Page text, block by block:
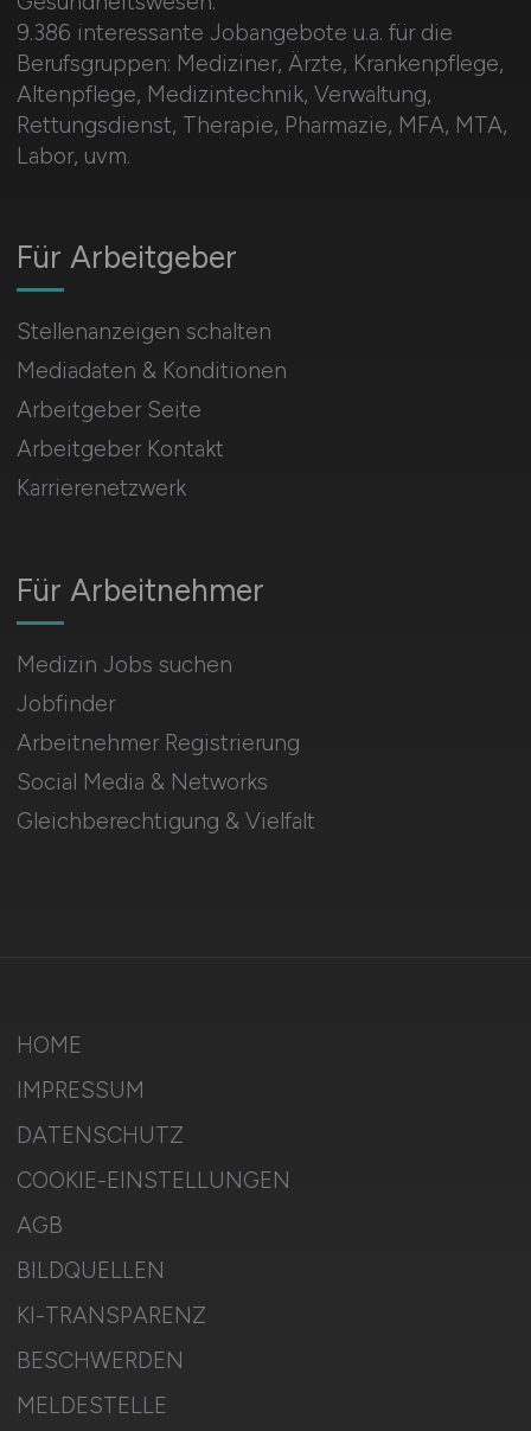
9.386 interessante Jobangebote u.a. für die
Berufsgruppen: Mediziner, Ärzte, Krankenpflege,
Altenpflege, Medizintechnik, Verwaltung,
Rettungsdienst, Therapie, Pharmazie, MFA, MTA,
Labor, uvm.
Für Arbeitnehmer
Medizin Jobs suchen
Jobfinder
Arbeitnehmer Registrierung
Social Media & Networks
Gleichberechtigung & Vielfalt
Für Arbeitgeber
Stellenanzeigen schalten
Mediadaten & Konditionen
Arbeitgeber Seite
Arbeitgeber Kontakt
Karrierenetzwerk
HOME
IMPRESSUM
DATENSCHUTZ
COOKIE-EINSTELLUNGEN
AGB
BILDQUELLEN
KI-TRANSPARENZ
BESCHWERDEN
MELDESTELLE